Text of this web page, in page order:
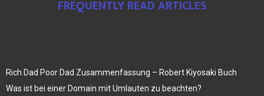
FREQUENTLY READ ARTICLES
Rich Dad Poor Dad Zusammenfassung – Robert Kiyosaki Buch
Was ist bei einer Domain mit Umlauten zu beachten?